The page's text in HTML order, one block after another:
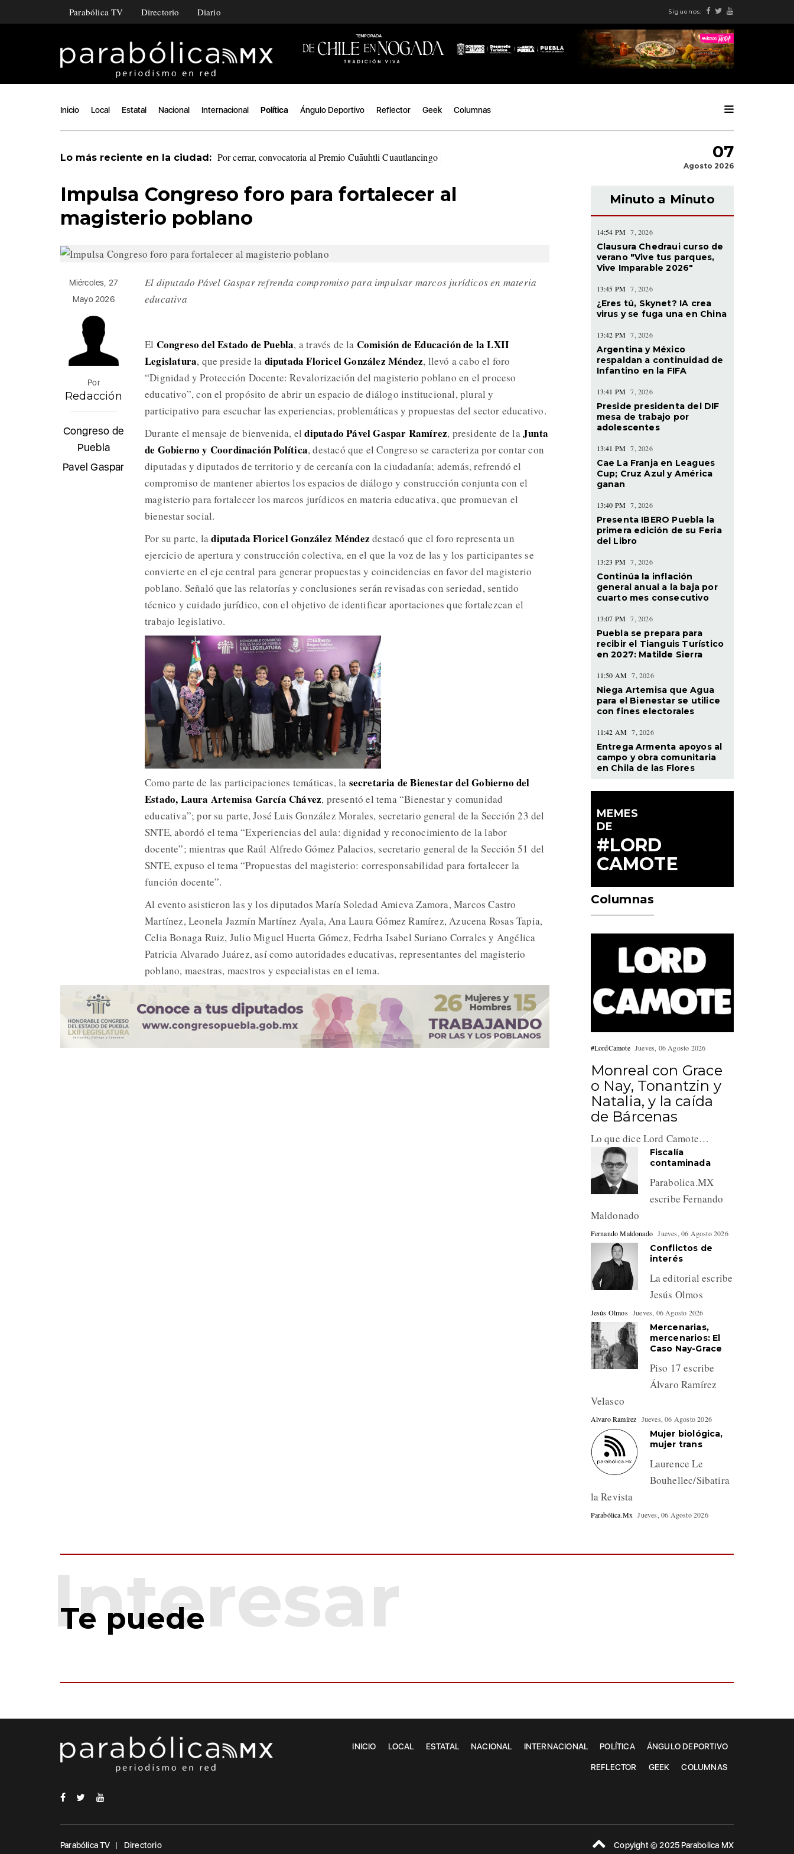
Parabólica TV Directorio Diario Síguenos:
Inicio Local Estatal Nacional Internacional Política Ángulo Deportivo Reflector Geek Columnas
Lo más reciente en la ciudad: Por cerrar, convocatoria al Premio Cuāuhtli Cuautlancingo 07
Agosto 2026
Impulsa Congreso foro para fortalecer al
magisterio poblano
Miércoles, 27
Mayo 2026
Por
Redacción
Congreso de
Puebla
Pavel Gaspar
El diputado Pável Gaspar refrenda compromiso para impulsar marcos jurídicos en materia
educativa
El Congreso del Estado de Puebla, a través de la Comisión de Educación de la LXII
Legislatura, que preside la diputada Floricel González Méndez, llevó a cabo el foro
“Dignidad y Protección Docente: Revalorización del magisterio poblano en el proceso
educativo”, con el propósito de abrir un espacio de diálogo institucional, plural y
participativo para escuchar las experiencias, problemáticas y propuestas del sector educativo.
Durante el mensaje de bienvenida, eldiputado Pável Gaspar Ramírez, presidente de laJunta
de Gobierno y Coordinación Política, destacó que el Congreso se caracteriza por contar con
diputadas y diputados de territorio y de cercanía con la ciudadanía; además, refrendó el
compromiso de mantener abiertos los espacios de diálogo y construcción conjunta con el
magisterio para fortalecer los marcos jurídicos en materia educativa, que promuevan el
bienestar social.
Por su parte, ladiputada Floricel González Méndez destacó que el foro representa un
ejercicio de apertura y construcción colectiva, en el que la voz de las y los participantes se
convierte en el eje central para generar propuestas y coincidencias en favor del magisterio
poblano. Señaló que las relatorías y conclusiones serán revisadas con seriedad, sentido
técnico y cuidado jurídico, con el objetivo de identificar aportaciones que fortalezcan el
trabajo legislativo.
Como parte de las participaciones temáticas, la secretaria de Bienestar del Gobierno del
Estado, Laura Artemisa García Chávez, presentó el tema “Bienestar y comunidad
educativa”; por su parte, José Luis González Morales, secretario general de la Sección 23 del
SNTE, abordó el tema “Experiencias del aula: dignidad y reconocimiento de la labor
docente”; mientras que Raúl Alfredo Gómez Palacios, secretario general de la Sección 51 del
SNTE, expuso el tema “Propuestas del magisterio: corresponsabilidad para fortalecer la
función docente”.
Al evento asistieron las y los diputados María Soledad Amieva Zamora, Marcos Castro
Martínez, Leonela Jazmín Martínez Ayala, Ana Laura Gómez Ramírez, Azucena Rosas Tapia,
Celia Bonaga Ruiz, Julio Miguel Huerta Gómez, Fedrha Isabel Suriano Corrales y Angélica
Patricia Alvarado Juárez, así como autoridades educativas, representantes del magisterio
poblano, maestras, maestros y especialistas en el tema.
Minuto a Minuto
14:54 PM 7, 2026
Clausura Chedraui curso de
verano "Vive tus parques,
Vive Imparable 2026"
13:45 PM 7, 2026
¿Eres tú, Skynet? IA crea
virus y se fuga una en China
13:42 PM 7, 2026
Argentina y México
respaldan a continuidad de
Infantino en la FIFA
13:41 PM 7, 2026
Preside presidenta del DIF
mesa de trabajo por
adolescentes
13:41 PM 7, 2026
Cae La Franja en Leagues
Cup; Cruz Azul y América
ganan
13:40 PM 7, 2026
Presenta IBERO Puebla la
primera edición de su Feria
del Libro
13:23 PM 7, 2026
Continúa la inflación
general anual a la baja por
cuarto mes consecutivo
13:07 PM 7, 2026
Puebla se prepara para
recibir el Tianguis Turístico
en 2027: Matilde Sierra
11:50 AM 7, 2026
Niega Artemisa que Agua
para el Bienestar se utilice
con fines electorales
11:42 AM 7, 2026
Entrega Armenta apoyos al
campo y obra comunitaria
en Chila de las Flores
MEMES
DE
#LORD
CAMOTE
Columnas
#LordCamote Jueves, 06 Agosto 2026
Monreal con Grace
o Nay, Tonantzin y
Natalia, y la caída
de Bárcenas
Lo que dice Lord Camote…
Fiscalía
contaminada
Parabolica.MX
escribe Fernando
Maldonado
Fernando Maldonado Jueves, 06 Agosto 2026
Conflictos de
interés
La editorial escribe
Jesús Olmos
Jesús Olmos Jueves, 06 Agosto 2026
Mercenarias,
mercenarios: El
Caso Nay-Grace
Piso 17 escribe
Álvaro Ramírez
Velasco
Alvaro Ramírez Jueves, 06 Agosto 2026
Mujer biológica,
mujer trans
Laurence Le
Bouhellec/Sibatira
la Revista
Parabólica.Mx Jueves, 06 Agosto 2026
Te puede
INICIO LOCAL ESTATAL NACIONAL INTERNACIONAL POLÍTICA ÁNGULO DEPORTIVO
REFLECTOR GEEK COLUMNAS
Parabólica TV Directorio Copyight © 2025 Parabolica MX